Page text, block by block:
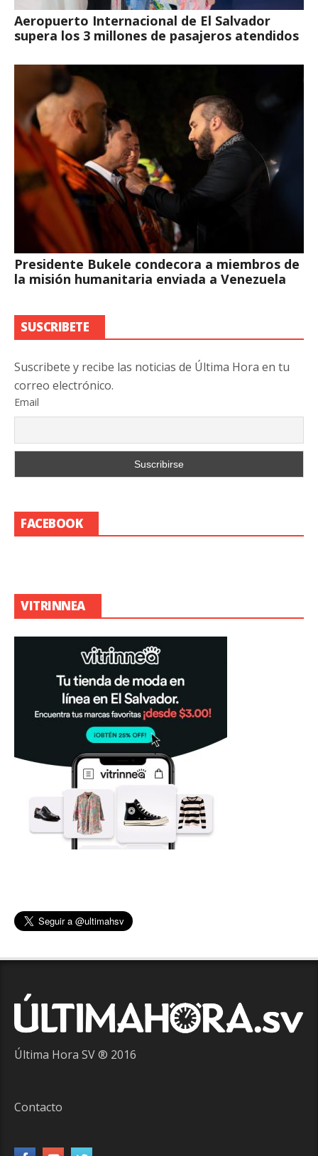
Aeropuerto Internacional de El Salvador
supera los 3 millones de pasajeros atendidos
Presidente Bukele condecora a miembros de
la misión humanitaria enviada a Venezuela
SUSCRIBETE
Suscribete y recibe las noticias de Última Hora en tu
correo electrónico.
Email
FACEBOOK
VITRINNEA
Última Hora SV ® 2016
Contacto